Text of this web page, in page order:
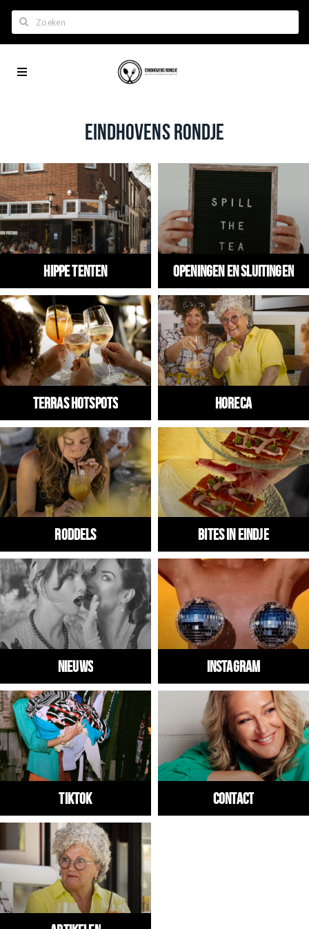
Home
Het laatste nieuws in Eindhoven
Roddels...
Restaurants en meer
Agenda
Hotels
Te koop en te huur
Winkels
Werken
Aanbiedingen
Ook reclame maken?
Over Eindhovens Rondje
Inloggen
City
EINDHOVENS RONDJE
Hippe tenten Openingen en Sluitingen
Terras hotspots HORECA
RODDELS Bites in Eindje
Nieuws Instagram
Tiktok Contact